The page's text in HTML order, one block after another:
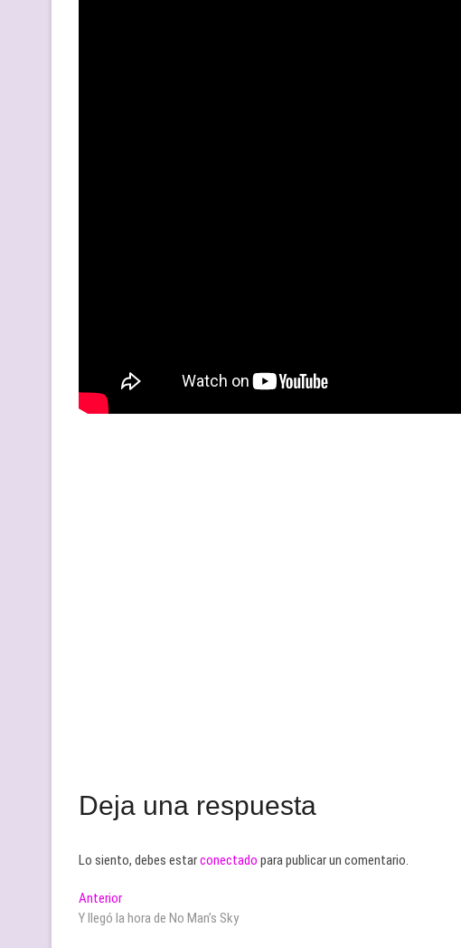
Deja una respuesta
Lo siento, debes estarconectado para publicar un comentario.
Navegación
de
AnteriorEntrada
anterior:
Y llegó la hora de No Man’s Sky